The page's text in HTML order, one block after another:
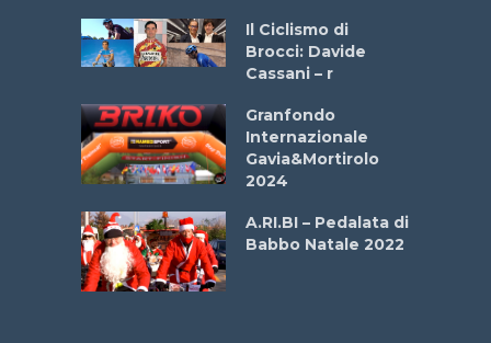
Il Ciclismo di
Brocci: Davide
Cassani – r
Granfondo
Internazionale
Gavia&Mortirolo
2024
A.RI.BI – Pedalata di
Babbo Natale 2022